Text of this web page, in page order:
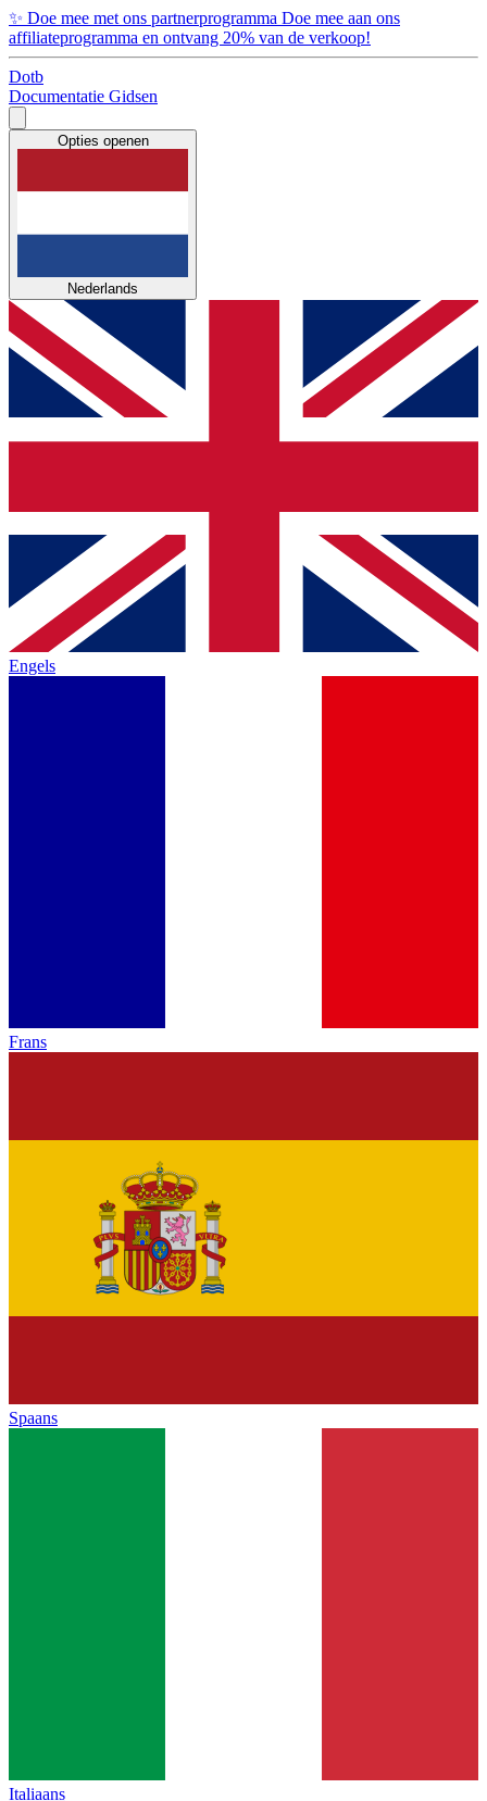
✨ Doe mee met ons partnerprogramma Doe mee aan ons
affiliateprogramma en ontvang 20% van de verkoop!
Dotb
Documentatie Gidsen
Opties openen
Nederlands
Engels
Frans
Spaans
Italiaans